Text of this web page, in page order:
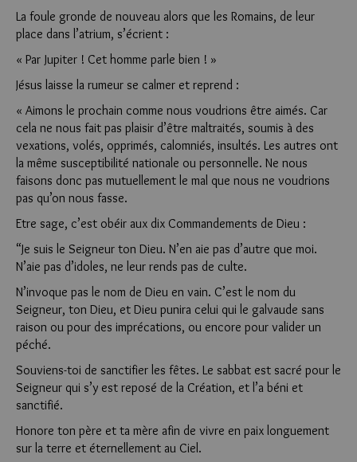
La foule gronde de nouveau alors que les Romains, de leur
place dans l’atrium, s’écrient :
« Par Jupiter ! Cet homme parle bien ! »
Jésus laisse la rumeur se calmer et reprend :
« Aimons le prochain comme nous voudrions être aimés. Car
cela ne nous fait pas plaisir d’être maltraités, soumis à des
vexations, volés, opprimés, calomniés, insultés. Les autres ont
la même susceptibilité nationale ou personnelle. Ne nous
faisons donc pas mutuellement le mal que nous ne voudrions
pas qu’on nous fasse.
Etre sage, c’est obéir aux dix Commandements de Dieu :
“Je suis le Seigneur ton Dieu. N’en aie pas d’autre que moi.
N’aie pas d’idoles, ne leur rends pas de culte.
N’invoque pas le nom de Dieu en vain. C’est le nom du
Seigneur, ton Dieu, et Dieu punira celui qui le galvaude sans
raison ou pour des imprécations, ou encore pour valider un
péché.
Souviens-toi de sanctifier les fêtes. Le sabbat est sacré pour le
Seigneur qui s’y est reposé de la Création, et l’a béni et
sanctifié.
Honore ton père et ta mère afin de vivre en paix longuement
sur la terre et éternellement au Ciel.